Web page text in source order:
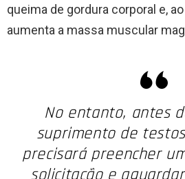
queima de gordura corporal e,
aumenta a massa muscular
No entanto, antes
suprimento de
precisará preencher